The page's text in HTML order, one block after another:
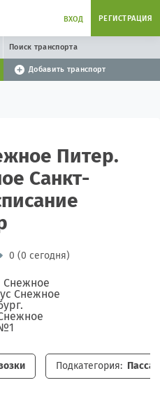
ВХОД РЕГИСТРАЦИЯ
Поиск транспорта
Добавить транспорт
Питер.
Санкт-
0 (0 сегодня)
Подкатегория: